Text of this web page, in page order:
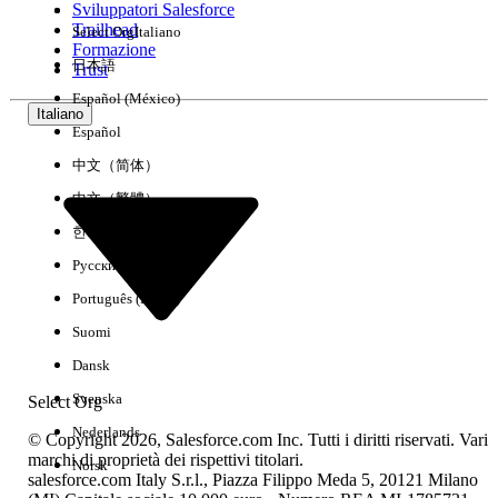
Esperienza
Nessun risultato
Sviluppatori Salesforce
Trailhead
Formazione
Trust
Italiano
Select Org
Select OrgItaliano
日本語
Español (México)
Español
中文（简体）
中文（繁體）
한국어
Русский
Português (Brasil)
Suomi
Dansk
Svenska
Nederlands
Norsk
© Copyright 2026, Salesforce.com Inc. Tutti i diritti riservati. Vari
marchi di proprietà dei rispettivi titolari.
salesforce.com Italy S.r.l., Piazza Filippo Meda 5, 20121 Milano